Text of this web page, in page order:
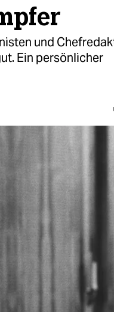
und
Ein persönlicher